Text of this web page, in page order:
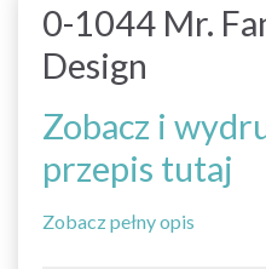
0-1044 Mr.
Design
Zobacz i
przepis tutaj
Zobacz pełny opis